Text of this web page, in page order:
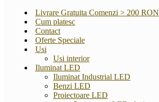
Livrare Gratuita Comenzi > 200 RON
Cum platesc
Contact
Oferte Speciale
Usi
Usi interior
Iluminat LED
Iluminat Industrial LED
Benzi LED
Proiectoare LED